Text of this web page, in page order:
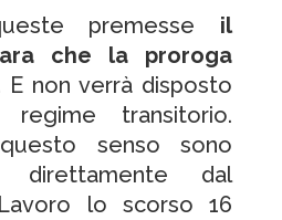
premesse il
che la proroga
E non verrà disposto
transitorio.
senso sono
dal
lo scorso 16